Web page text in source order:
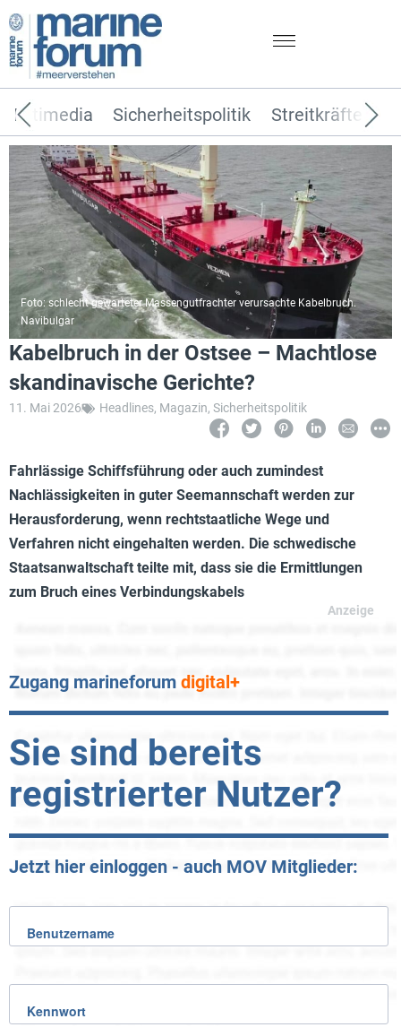
Sicherheitspolitik Streitkräfte
Multimedia
Foto: schlecht gewarteter Massengutfrachter verursachte Kabelbruch.
Navibulgar
Kabelbruch in der Ostsee – Machtlose
skandinavische Gerichte?
11. Mai 2026 Headlines, Magazin, Sicherheitspolitik
Fahrlässige Schiffsführung oder auch zumindest
Nachlässigkeiten in guter Seemannschaft werden zur
Herausforderung, wenn rechtstaatliche Wege und
Verfahren nicht eingehalten werden. Die schwedische
Staatsanwaltschaft teilte mit, dass sie die Ermittlungen
zum Bruch eines Verbindungskabels
Zugang marineforum digital+
Sie sind bereits
registrierter Nutzer?
Jetzt hier einloggen - auch MOV Mitglieder:
Benutzername
Kennwort